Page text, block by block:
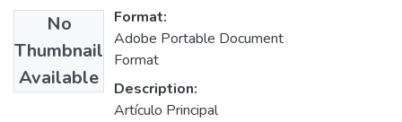
No
Thumbnail
Available
Format:
Adobe Portable Document
Format
Description:
Artículo Principal